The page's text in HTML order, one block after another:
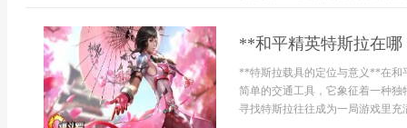
**和平精英特斯拉在
**特斯拉载具的定位与意义**在和
简单的交通工具，它象征着一种
寻找特斯拉往往成为一局游戏里